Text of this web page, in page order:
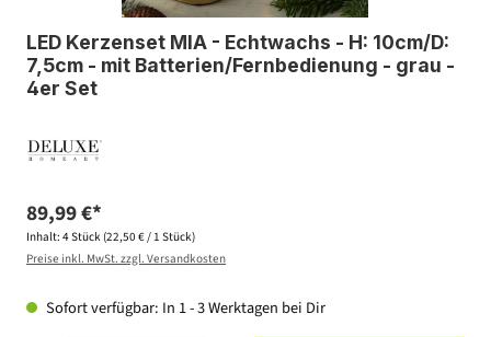
LED Kerzenset MIA - Echtwachs - H: 10cm/D:
7,5cm - mit Batterien/Fernbedienung - grau -
4er Set
89,99 €*
Inhalt: 4 Stück (22,50 € / 1 Stück)
Preise inkl. MwSt. zzgl. Versandkosten
Sofort verfügbar: In 1 - 3 Werktagen bei Dir